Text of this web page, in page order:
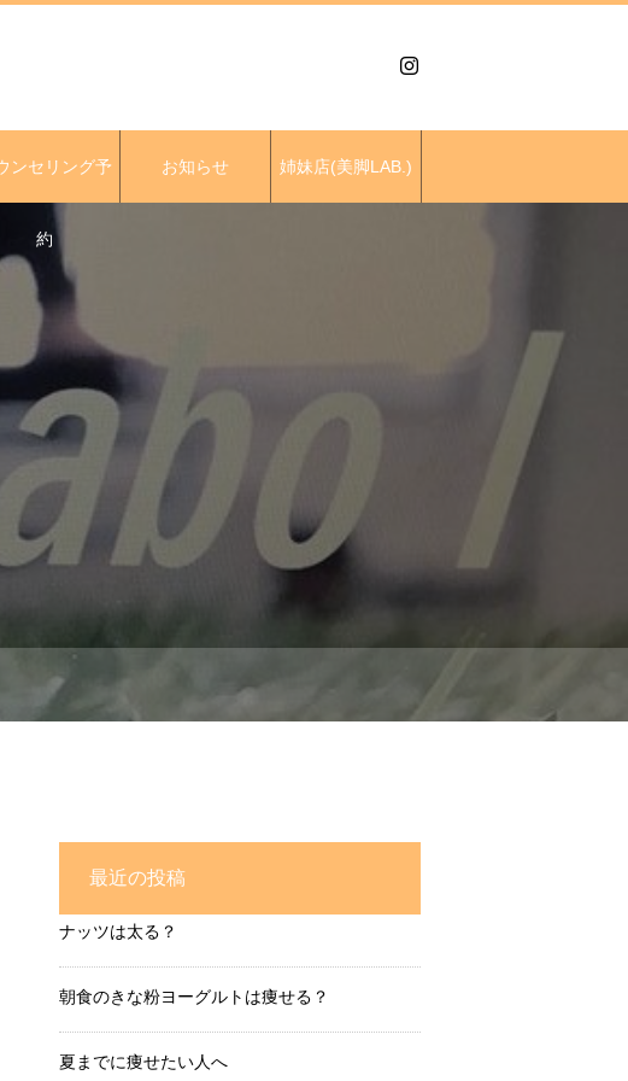
ンセリング予
約
お知らせ 姉妹店(美脚LAB.)
最近の投稿
ナッツは太る？
朝食のきな粉ヨーグルトは痩せる？
夏までに痩せたい人へ